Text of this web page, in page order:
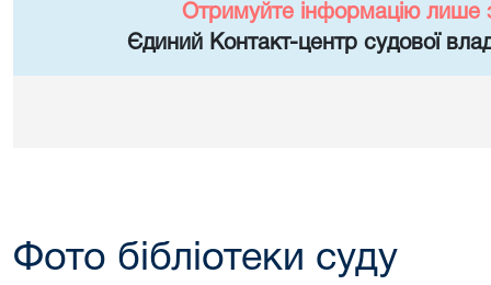
Отримуйте інформацію лише
Єдиний Контакт-центр судової
Фото бібліотеки суду